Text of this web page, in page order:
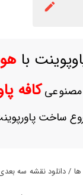
با
کافه
ساخت
دانلود نقشه سه بعدی